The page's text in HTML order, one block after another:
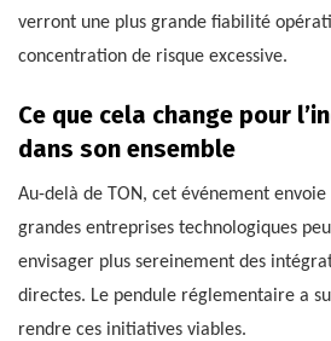
verront une plus grande fiabilité
concentration de risque excessive.
Ce que cela change pour
dans son ensemble
Au-delà de TON, cet événement
grandes entreprises technologiques
envisager plus sereinement des
directes. Le pendule réglementaire a
rendre ces initiatives viables.